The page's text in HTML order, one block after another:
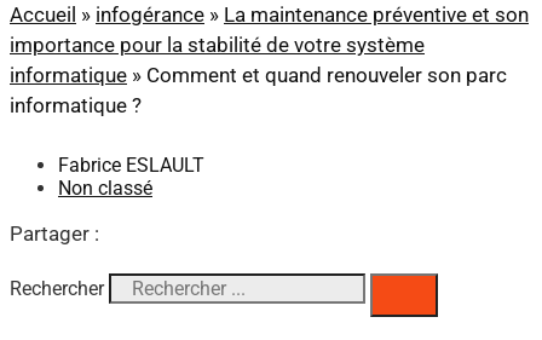
Accueil » infogérance » La maintenance préventive et son
importance pour la stabilité de votre système
informatique » Comment et quand renouveler son parc
informatique ?
Fabrice ESLAULT
Non classé
Partager :
Rechercher